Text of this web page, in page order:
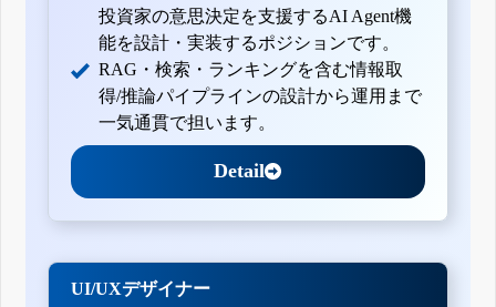
投資家の意思決定を支援するAI Agent機
能を設計・実装するポジションです。
RAG・検索・ランキングを含む情報取
得/推論パイプラインの設計から運用まで
一気通貫で担います。
Detail
UI/UXデザイナー